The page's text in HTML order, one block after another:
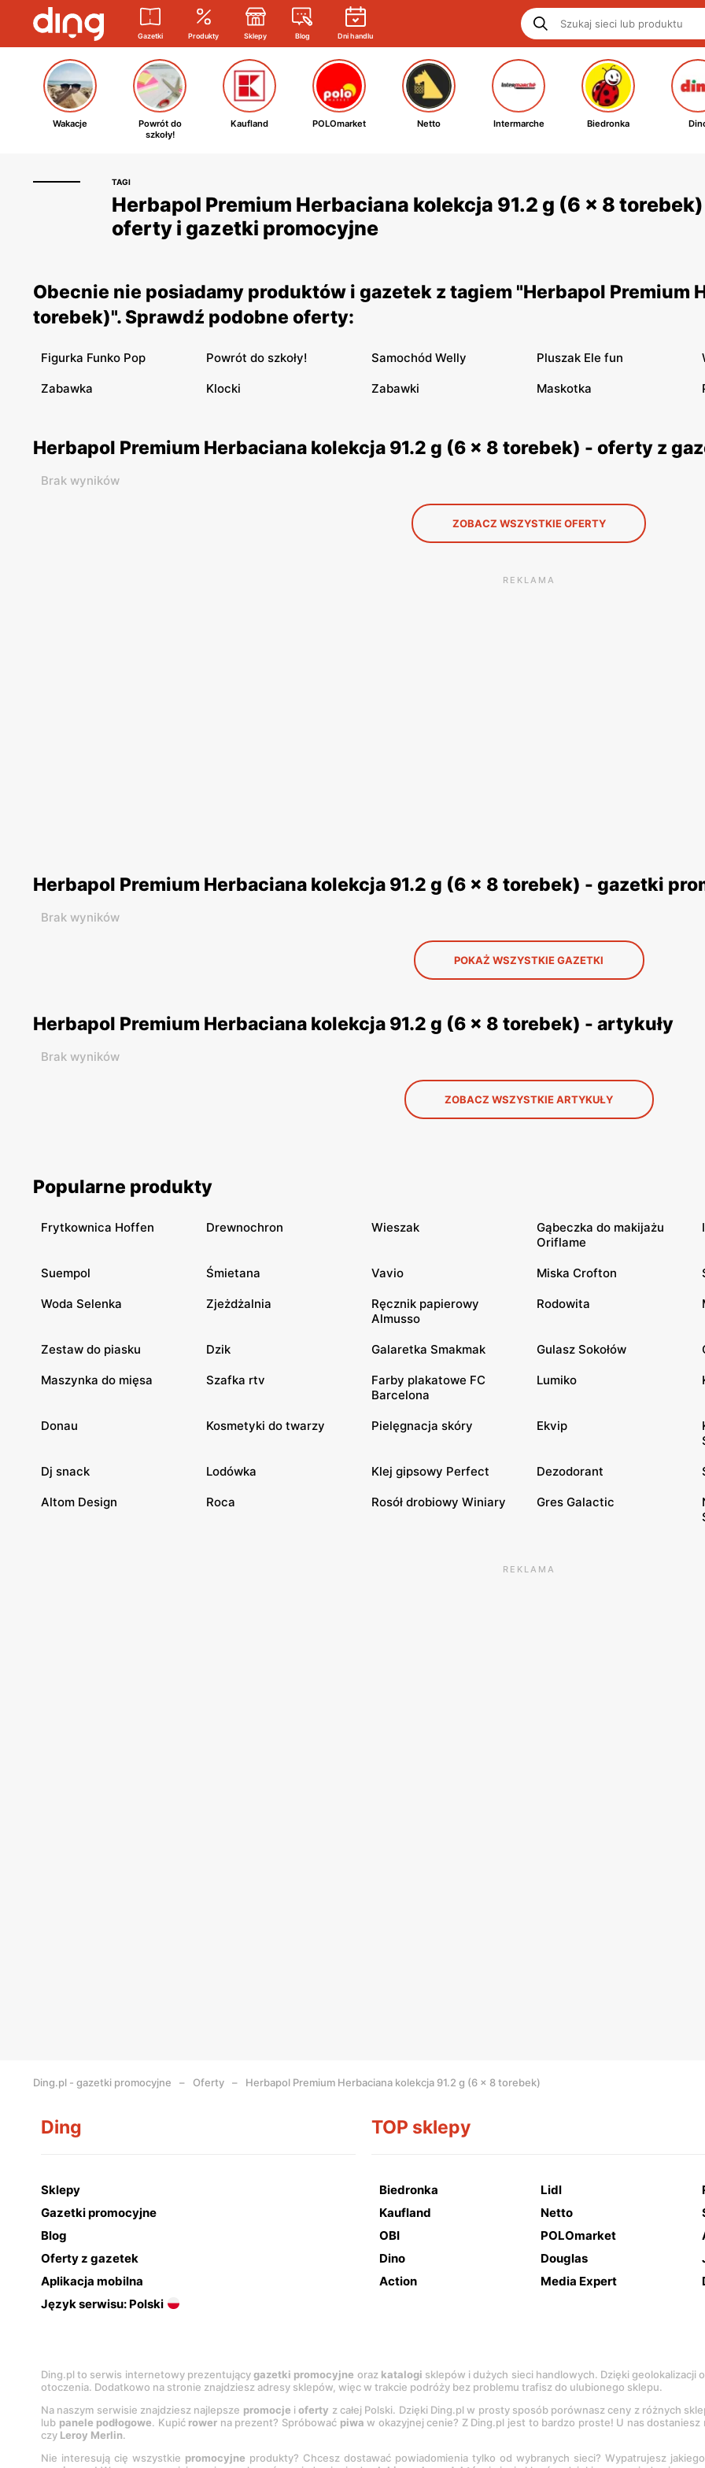
Gazetki Produkty Sklepy Blog Dni handlu
Wakacje
Powrót do
szkoły!
Kaufland POLOmarket Netto Intermarche Biedronka
TAGI
Herbapol Premium Herbaciana kolekcja 91.2 g (6 x 8
oferty i gazetki promocyjne
Obecnie nie posiadamy produktów i gazetek z tagiem "Herbapol Premium
torebek)". Sprawdź podobne oferty:
Figurka Funko Pop Powrót do szkoły! Samochód Welly Pluszak Ele fun
Zabawka Klocki Zabawki Maskotka
Herbapol Premium Herbaciana kolekcja 91.2 g (6 x 8 torebek) - oferty z
Brak wyników
ZOBACZ WSZYSTKIE OFERTY
REKLAMA
Herbapol Premium Herbaciana kolekcja 91.2 g (6 x 8 torebek) - gazetki
Brak wyników
POKAŻ WSZYSTKIE GAZETKI
Herbapol Premium Herbaciana kolekcja 91.2 g (6 x 8 torebek) - artykuły
Brak wyników
ZOBACZ WSZYSTKIE ARTYKUŁY
Popularne produkty
Frytkownica Hoffen Drewnochron Wieszak
Gąbeczka do makijażu
Oriflame
Suempol Śmietana Vavio Miska Crofton
Woda Selenka Zjeżdżalnia
Ręcznik papierowy
Almusso
Rodowita
Zestaw do piasku Dzik Galaretka Smakmak Gulasz Sokołów
Maszynka do mięsa Szafka rtv
Farby plakatowe FC
Barcelona
Lumiko
Donau Kosmetyki do twarzy Pielęgnacja skóry Ekvip
Dj snack Lodówka Klej gipsowy Perfect Dezodorant
Altom Design Roca Rosół drobiowy Winiary Gres Galactic
REKLAMA
Ding.pl - gazetki promocyjne Oferty Herbapol Premium Herbaciana kolekcja 91.2 g (6 x 8 torebek)
Ding
Sklepy
Gazetki promocyjne
Blog
Oferty z gazetek
Aplikacja mobilna
Język serwisu: Polski
TOP sklepy
Biedronka Lidl
Kaufland
Netto
OBI
POLOmarket
Dino
Douglas
Action
Media Expert
Ding.pl to serwis internetowy prezentującygazetki promocyjne oraz katalogi sklepów i dużych sieci handlowych. Dzięki
otoczenia. Dodatkowo na stronie znajdziesz adresy sklepów, więc w trakcie podróży bez problemu trafisz do ulubionego sklepu.
Na naszym serwisie znajdziesz najlepsze promocje ioferty z całej Polski. Dzięki Ding.pl w prosty sposób porównasz ceny z różnych
lub panele podłogowe. Kupić rower na prezent? Spróbować piwa w okazyjnej cenie? Z Ding.pl jest to bardzo proste! U nas
czy Leroy Merlin.
Nie interesują cię wszystkie promocyjne produkty? Chcesz dostawać powiadomienia tylko od wybranych sieci? Wypatrujesz